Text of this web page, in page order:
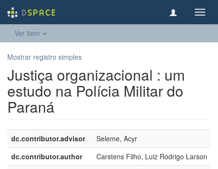
Ver item
Mostrar registro simples
Justiça organizacional : um
estudo na Polícia Militar do
Paraná
dc.contributor.advisor
Seleme, Acyr
dc.contributor.author
Carstens Filho, Luiz Rodrigo Larson